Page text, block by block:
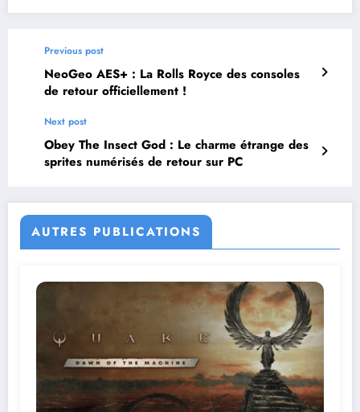
Previous post
NeoGeo AES+ : La Rolls Royce des consoles
de retour officiellement !
Next post
Obey The Insect God : Le charme étrange des
sprites numérisés de retour sur PC
AUTRES PUBLICATIONS